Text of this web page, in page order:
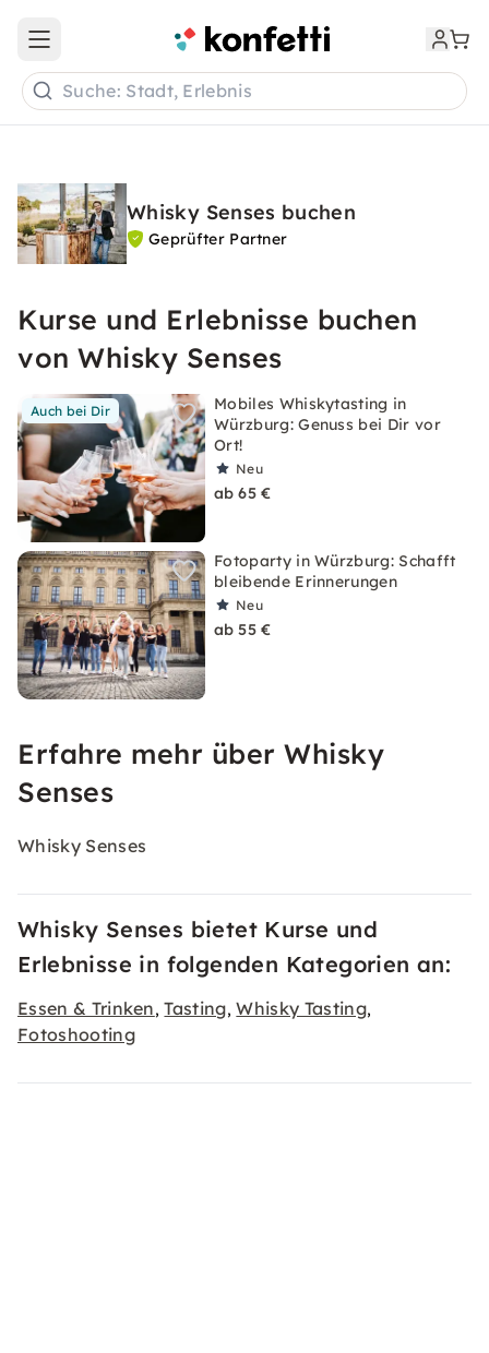
Open main menu
Suche: Stadt, Erlebnis
Whisky Senses buchen
Geprüfter Partner
Kurse und Erlebnisse buchen
von Whisky Senses
Auch bei Dir
Mobiles Whiskytasting in
Würzburg: Genuss bei Dir vor
Ort!
Neu
ab 65 €
Fotoparty in Würzburg: Schafft
bleibende Erinnerungen
Neu
ab 55 €
Erfahre mehr über Whisky
Senses
Whisky Senses
Whisky Senses bietet Kurse und
Erlebnisse in folgenden Kategorien an:
Essen & Trinken,Tasting,Whisky Tasting,
Fotoshooting